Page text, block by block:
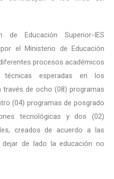
de Educación Superior-IES
el Ministerio de Educación
procesos académicos
técnicas esperadas en los
de ocho (08) programas
(04) programas de posgrado
tecnológicas y dos (02)
creados de acuerdo a las
de lado la educación no